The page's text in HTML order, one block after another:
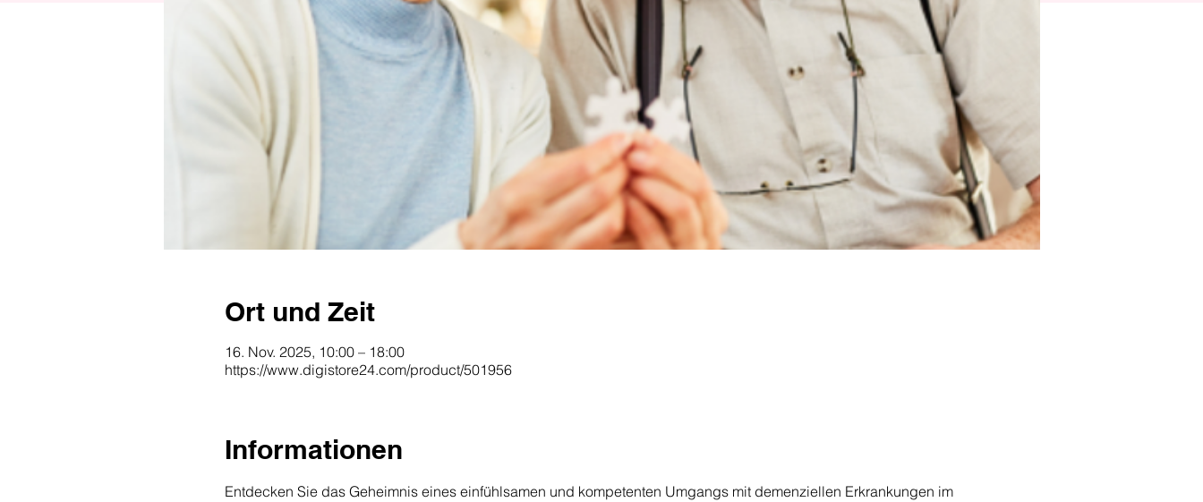
Ort und Zeit
16. Nov. 2025, 10:00 – 18:00
https://www.digistore24.com/product/501956
Informationen
Entdecken Sie das Geheimnis eines einfühlsamen und kompetenten Umgangs mit demenziellen Erkrankungen im